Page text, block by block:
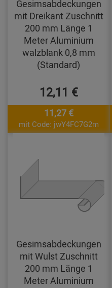
Gesimsabdeckungen
mit Dreikant Zuschnitt
200 mm Länge 1
Meter Aluminium
walzblank 0,8 mm
(Standard)
12,11 €
11,27 €
mit Code: jwY4FC7G2m
Gesimsabdeckungen
mit Wulst Zuschnitt
200 mm Länge 1
Meter Aluminium